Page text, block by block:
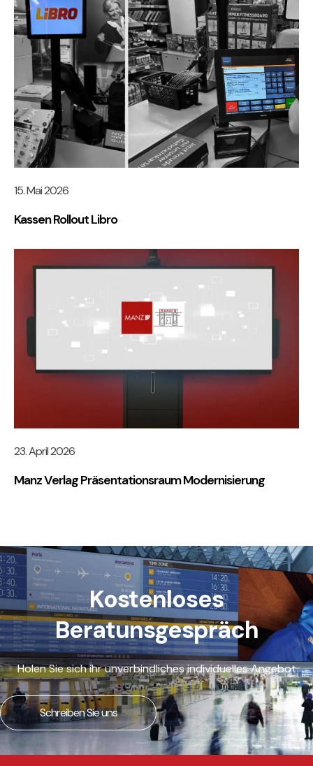
15. Mai 2026
Kassen Rollout Libro
23. April 2026
Manz Verlag Präsentationsraum Modernisierung
Kostenloses
Beratunsgespräch
Holen Sie sich ihr unverbindliches individuelles Angebot
Schreiben Sie uns